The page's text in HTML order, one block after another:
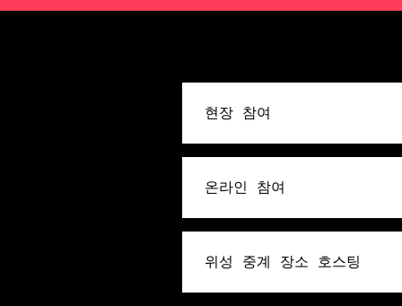
현장 참여
온라인 참여
위성 중계 장소 호스팅